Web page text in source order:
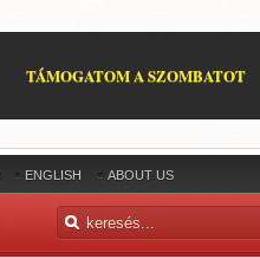
TÁMOGATOM A SZOMBATOT
ENGLISH ABOUT US